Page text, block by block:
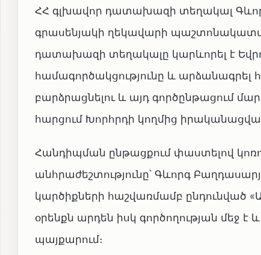
ՀՀ գլխավոր դատախազի տեղակալ
գրասենյակի ղեկավարի
դատախազի տեղակալը կարևորել է
համագործակցությունը և արձանագրել
բարձրացնելու և այդ գործընթացում
հարցում Խորհրդի կողմից
Հանդիպման ընթացքում փաստելով
անհրաժեշտությունը՝ Գևորգ
կարծիքների հաշվառմամբ ընդունված
օրենքն արդեն իսկ գործողության մեջ է
պայքարում։